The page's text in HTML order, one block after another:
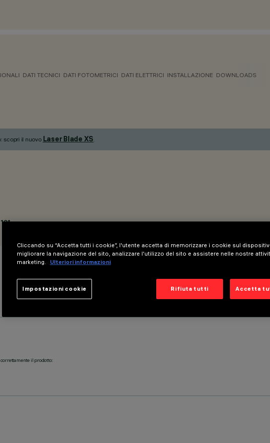
DATI TECNICI DATI FOTOMETRICI DATI ELETTRICI INSTALLAZIONE DOWNLOADS
scopri il nuovo Laser Blade XS.
il prodotto:
Cliccando su “Accetta tutti i cookie”, l'utente accetta di memorizzare i cookie sul
migliorare la navigazione del sito, analizzare l'utilizzo del sito e assistere nelle nostre
marketing.
Ulteriori informazioni
Rifiuta tutti Accetta
Impostazioni cookie